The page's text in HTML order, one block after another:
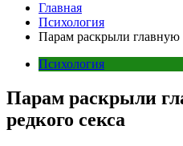
Главная
Психология
Парам раскрыли главную
Психология
Парам раскрыли
редкого секса